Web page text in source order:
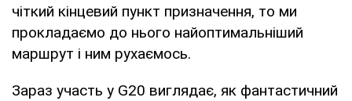
чіткий кінцевий пункт призначення, то ми
прокладаємо до нього найоптимальніший
маршрут і ним рухаємось.
Зараз участь у G20 виглядає, як фантастичний